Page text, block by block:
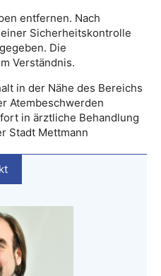
entfernen. Nach
Sicherheitskontrolle
Die
Verständnis.
in der Nähe des Bereichs
Atembeschwerden
in ärztliche Behandlung
Stadt Mettmann